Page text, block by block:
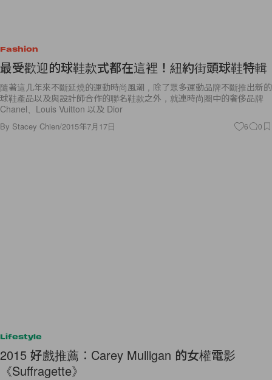
Fashion
最受歡迎的球鞋款式都在這裡！紐約街頭球鞋特輯
隨著這几年來不斷延燒的運動時尚風潮，除了眾多運動品牌不斷推出新的
球鞋產品以及與設計師合作的聯名鞋款之外，就連時尚圈中的奢侈品牌
Chanel、Louis Vuitton 以及 Dior
By Stacey Chien/2015年7月17日 6 0
Lifestyle
2015 好戲推薦︰Carey Mulligan 的女權電影
《Suffragette》